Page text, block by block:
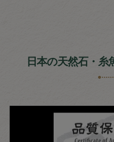
日本の天然石・糸